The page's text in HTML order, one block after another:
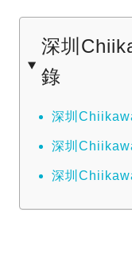
深圳
錄
深圳
深圳
深圳